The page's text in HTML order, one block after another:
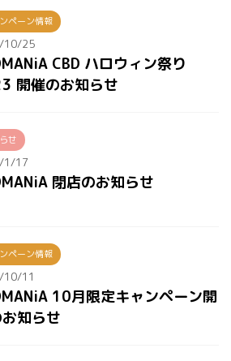
ペーン情報
10/25
CBD ハロウィン祭り
開催のお知らせ
せ
1/17
閉店のお知らせ
ペーン情報
10/11
10月限定キャンペーン開
知らせ